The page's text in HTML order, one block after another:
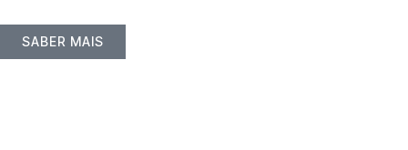
SABER MAIS